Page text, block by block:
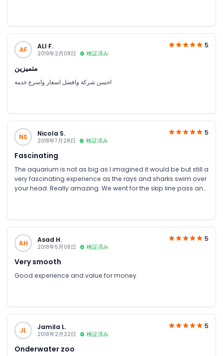
AF ALI F.
2019年2月08日 検証済み
5
متميزين
احسن شركة وافضل اسعار واسرع خدمة
NS Nicola S.
2018年7月28日 検証済み
5
Fascinating
The aquarium is not as big as I imagined it would be but still a
very fascinating experience as the rays and sharks swim over
your head. Really amazing. We went for the skip line pass and
of that blew me away. All in all kids and parents will enjoy their
visit. The only thing the photographs taken by the venue
photographers are way too expensive and yet make the
perfect memory, but be prepared to pay a fair bit for them
AH Asad H.
2018年5月08日 検証済み
5
Very smooth
Good experience and value for money
JL Jamila L.
2018年2月22日 検証済み
5
Onderwater zoo